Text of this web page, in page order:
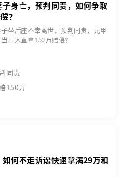
身亡，预判同责，如何争取
？
坐后座不幸离世，预判同责，元甲
事人直拿150万赔偿？
同责
150万
何不走诉讼快速拿满29万和